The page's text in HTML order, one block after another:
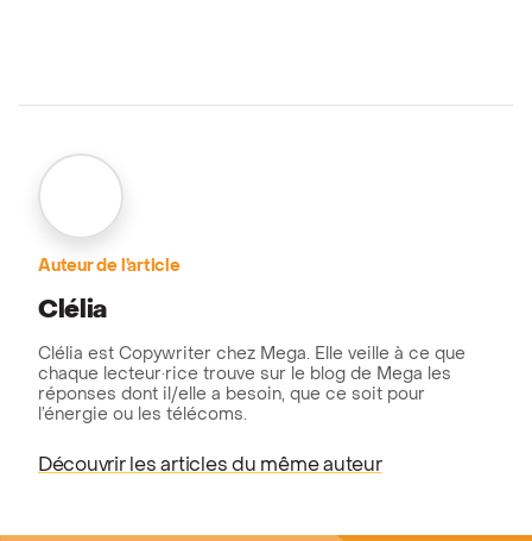
Auteur de l’article
Clélia
Clélia est Copywriter chez Mega. Elle veille à ce que
chaque lecteur·rice trouve sur le blog de Mega les
réponses dont il/elle a besoin, que ce soit pour
l’énergie ou les télécoms.
Découvrir les articles du même auteur